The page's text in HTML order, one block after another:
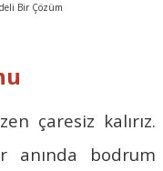
çaresiz kalırız.
anında bodrum